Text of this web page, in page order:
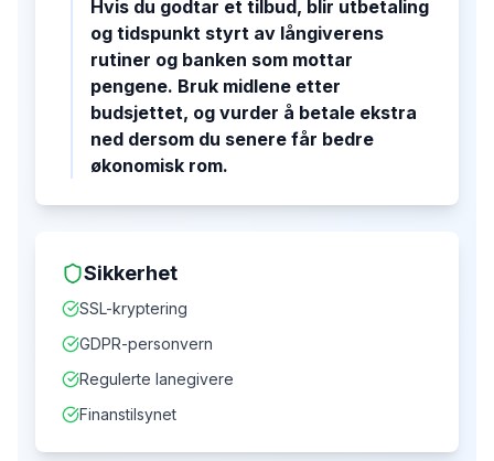
Hvis du godtar et tilbud, blir utbetaling
og tidspunkt styrt av långiverens
rutiner og banken som mottar
pengene. Bruk midlene etter
budsjettet, og vurder å betale ekstra
ned dersom du senere får bedre
økonomisk rom.
Sikkerhet
SSL-kryptering
GDPR-personvern
Regulerte lanegivere
Finanstilsynet